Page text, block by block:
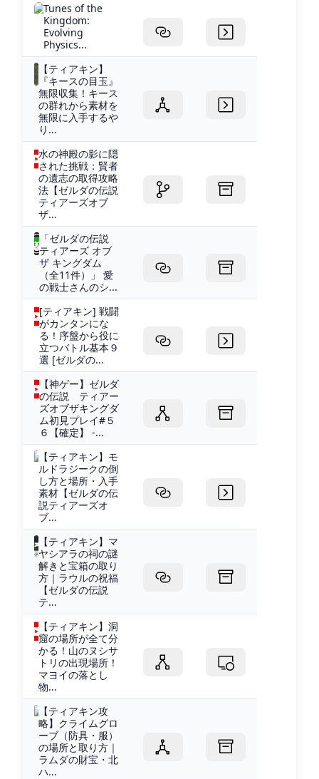
Tunes of the
Kingdom:
Evolving
Physics...
【ティアキン】
『キースの目玉』
無限収集！キース
の群れから素材を
無限に入手するや
り...
水の神殿の影に隠
された挑戦：賢者
の遺志の取得攻略
法【ゼルダの伝説
ティアーズオブ
ザ...
「ゼルダの伝説
ティアーズ オブ
ザ キングダム
（全11件）」 愛
の戦士さんのシ...
[ティアキン] 戦闘
がカンタンにな
る！序盤から役に
立つバトル基本９
選 [ゼルダの...
【神ゲー】ゼルダ
の伝説 ティアー
ズオブザキングダ
ム初見プレイ#５
６【確定】 -...
【ティアキン】モ
ルドラジークの倒
し方と場所・入手
素材【ゼルダの伝
説ティアーズオ
ブ...
【ティアキン】マ
ヤシアラの祠の謎
解きと宝箱の取り
方｜ラウルの祝福
【ゼルダの伝説
テ...
【ティアキン】洞
窟の場所が全て分
かる！山のヌシサ
トリの出現場所！
マヨイの落とし
物...
【ティアキン攻
略】クライムグロ
ーブ（防具・服）
の場所と取り方｜
ラムダの財宝・北
ハ...